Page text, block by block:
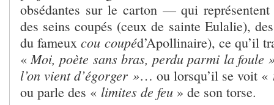
obsédantes sur le carton — qui
des seins coupés (ceux de sainte Eulalie),
du fameuxcou coupéd’Apollinaire), ce qu’il
«Moi, poète sans bras, perdu parmi la foule
l’on vient d’égorger »… ou lorsqu’il se voit «
ou parle des « limites de feu » de son torse.